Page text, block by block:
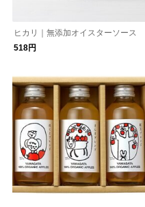
ヒカリ｜無添加オイスターソース
518円